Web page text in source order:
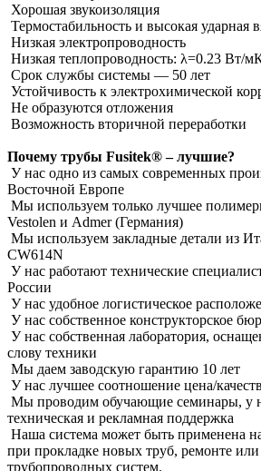
Хорошая звукоизоляция
Термостабильность и высокая ударная
Низкая электропроводность
Низкая теплопроводность: λ=0.23 Вт/
Срок службы системы ― 50 лет
Устойчивость к электрохимической
Не образуются отложения
Возможность вторичной переработки
Почему трубы Fusitek® – лучшие?
У нас одно из самых современных
Восточной Европе
Мы используем только лучшее
Vestolen и Admer (Германия)
Мы используем закладные детали из
CW614N
У нас работают технические
России
У нас удобное логистическое
У нас собственное конструкторское
У нас собственная лаборатория,
слову техники
Мы даем заводскую гарантию 10 лет
У нас лучшее соотношение цена/
Мы проводим обучающие семинары, у
техническая и рекламная поддержка
Наша система может быть применена
при прокладке новых труб, ремонте или
трубопроводных систем.